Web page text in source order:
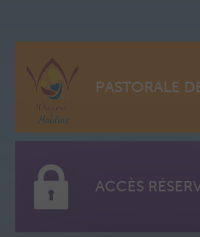
PASTORALE
ACCÈS